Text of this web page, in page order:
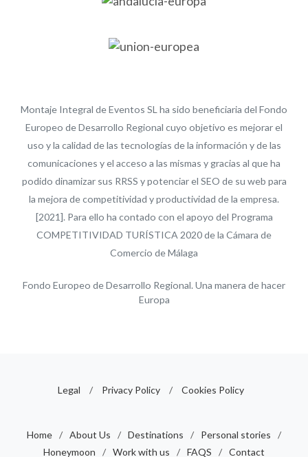
Montaje Integral de Eventos SL ha sido beneficiaria del Fondo
Europeo de Desarrollo Regional cuyo objetivo es mejorar el
uso y la calidad de las tecnologías de la información y de las
comunicaciones y el acceso a las mismas y gracias al que ha
podido dinamizar sus RRSS y potenciar el SEO de su web para
la mejora de competitividad y productividad de la empresa.
[2021]. Para ello ha contado con el apoyo del Programa
COMPETITIVIDAD TURÍSTICA 2020 de la Cámara de
Comercio de Málaga
Fondo Europeo de Desarrollo Regional. Una manera de hacer
Europa
Home / About Us / Destinations / Personal stories
/
Honeymoon
/ Work with us / FAQS / Contact
Legal / Privacy Policy / Cookies Policy